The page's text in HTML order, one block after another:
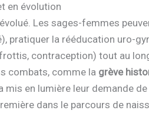
en évolution
Les sages-femmes
pratiquer la rééducation uro-
contraception) tout au
combats, comme la grève
mis en lumière leur demande
dans le parcours de